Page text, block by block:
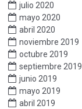
julio 2020
mayo 2020
abril 2020
noviembre 2019
octubre 2019
septiembre 2019
junio 2019
mayo 2019
abril 2019